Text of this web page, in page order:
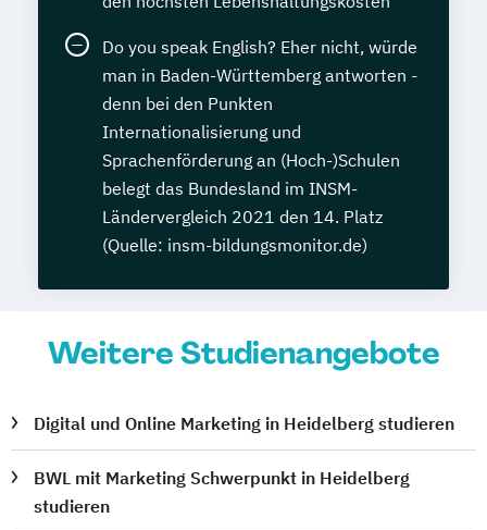
Do you speak English? Eher nicht, würde
man in Baden-Württemberg antworten -
denn bei den Punkten
Internationalisierung und
Sprachenförderung an (Hoch-)Schulen
belegt das Bundesland im INSM-
Ländervergleich 2021 den 14. Platz
(Quelle: insm-bildungsmonitor.de)
Weitere Studienangebote
Digital und Online Marketing in Heidelberg studieren
BWL mit Marketing Schwerpunkt in Heidelberg
studieren